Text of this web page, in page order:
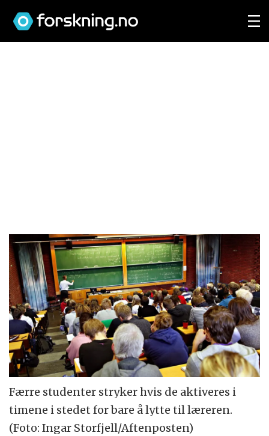
Færre studenter stryker hvis de aktiveres i
timene i stedet for bare å lytte til læreren.
(Foto: Ingar Storfjell/Aftenposten)